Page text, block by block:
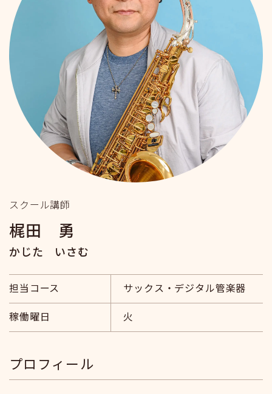
スクール講師
梶田 勇
かじた いさむ
担当コース
サックス・デジタル管楽器
稼働曜日
火
プロフィール